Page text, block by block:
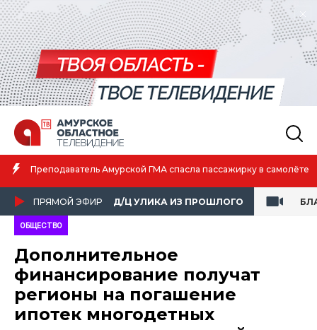
ГМА спасла пассажирку в самолёте
Амурская
атлетике
ПРЯМОЙ ЭФИР Д/Ц УЛИКА ИЗ ПРОШЛОГО
ОБЩЕСТВО
Дополнительное
финансирование получат
регионы на погашение
ипотек многодетных